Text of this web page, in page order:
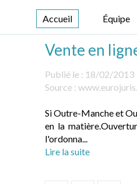
Accueil Équipe
Vente en
Publié le : 18/02/2013
Source :
Si Outre-Manche et
en la
l'ordonna...
Lire la suite